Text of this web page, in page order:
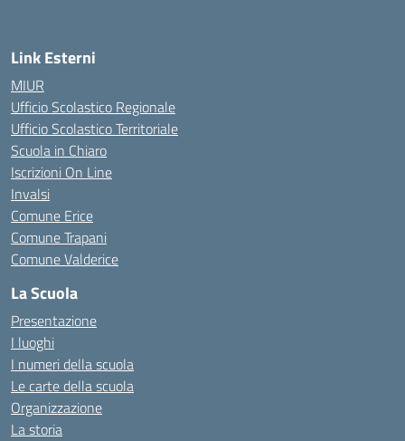
Link Esterni
MIUR
Ufficio Scolastico Regionale
Ufficio Scolastico Territoriale
Scuola in Chiaro
Iscrizioni On Line
Invalsi
Comune Erice
Comune Trapani
Comune Valderice
La Scuola
Presentazione
I luoghi
I numeri della scuola
Le carte della scuola
Organizzazione
La storia